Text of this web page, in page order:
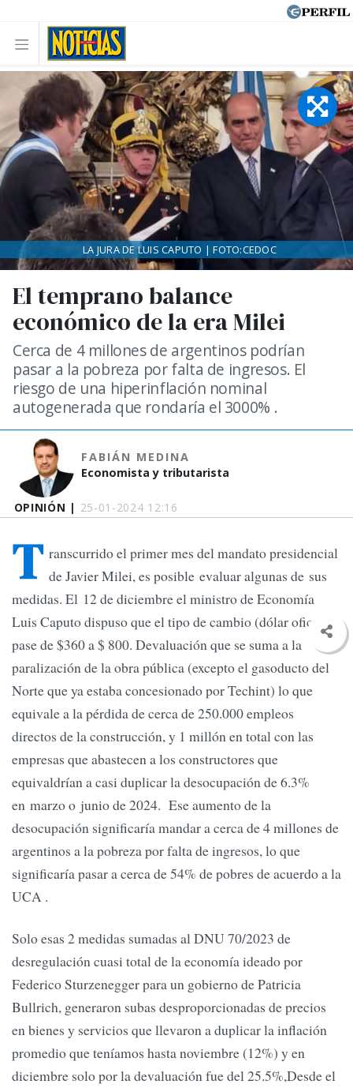
OPINIÓN | 25-01-2024 12:16
El temprano balance
económico de la era Milei
Cerca de 4 millones de argentinos podrían
pasar a la pobreza por falta de ingresos. El
riesgo de una hiperinflación nominal
autogenerada que rondaría el 3000% .
FABIÁN MEDINA
Economista y tributarista
LA JURA DE LUIS CAPUTO | FOTO:CEDOC
T ranscurrido el primer mes del mandato presidencial
de Javier Milei, es posible evaluar algunas de sus
medidas. El 12 de diciembre el ministro de Economía
Luis Caputo dispuso que el tipo de cambio (dólar oficial)
pase de $360 a $ 800. Devaluación que se suma a la
paralización de la obra pública (excepto el gasoducto del
Norte que ya estaba concesionado por Techint) lo que
equivale a la pérdida de cerca de 250.000 empleos
directos de la construcción, y 1 millón en total con las
empresas que abastecen a los constructores que
equivaldrían a casi duplicar la desocupación de 6.3%
en marzo o junio de 2024. Ese aumento de la
desocupación significaría mandar a cerca de 4 millones de
argentinos a la pobreza por falta de ingresos, lo que
significaría pasar a cerca de 54% de pobres de acuerdo a la
UCA .
Solo esas 2 medidas sumadas al DNU 70/2023 de
desregulación cuasi total de la economía ideado por
Federico Sturzenegger para un gobierno de Patricia
Bullrich, generaron subas desproporcionadas de precios
en bienes y servicios que llevaron a duplicar la inflación
promedio que teníamos hasta noviembre (12%) y en
diciembre solo por la devaluación fue del 25.5%,Desde el